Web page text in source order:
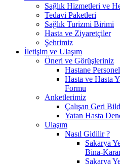
Sağlık Hizmetleri ve
Tedavi Paketleri
Sağlık Turizmi Birimi
Hasta ve Ziyaretçiler
Şehrimiz
İletişim ve Ulaşım
Öneri ve Görüşleriniz
Hastane
Hasta ve Hasta
Formu
Anketlerimiz
Çalışan Geri
Yatan Hasta
Ulaşım
Nasıl Gidilir ?
Sakarya
Bina-
Sakarya